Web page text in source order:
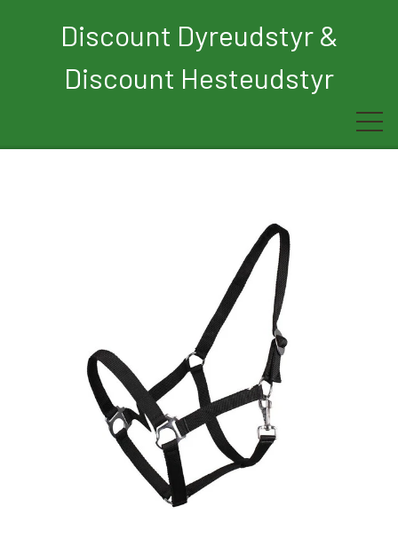
Discount Dyreudstyr &
Discount Hesteudstyr
Børn
Hund
Kat
Nyhed
Gavekort